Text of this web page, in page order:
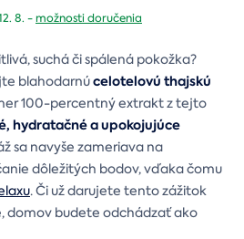
8. -možnosti doručenia
suchá či spálená pokožka?
blahodarnúcelotelovú thajskú
100-percentný extrakt z tejto
hydratačné a upokojujúce
sa navyše zameriava na
dôležitých bodov, vďaka čomu
. Či už darujete tento zážitok
domov budete odchádzať ako